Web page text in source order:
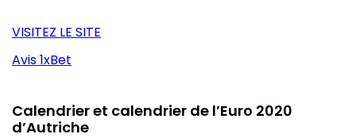
VISITEZ LE SITE
Avis 1xBet
Calendrier et calendrier de l’Euro 2020
d’Autriche